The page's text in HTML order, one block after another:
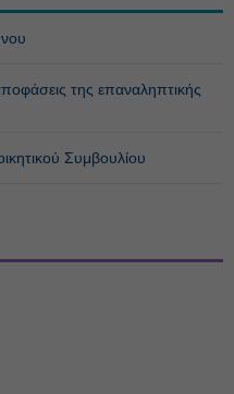
της επαναληπτικής
Συμβουλίου